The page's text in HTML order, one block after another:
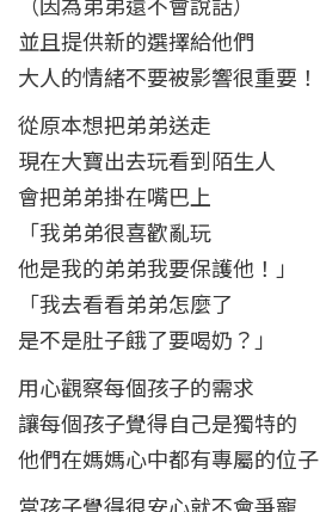
並且提供新的選擇給他們
大人的情緒不要被影響很重要！
從原本想把弟弟送走
現在大寶出去玩看到陌生人
會把弟弟掛在嘴巴上
「我弟弟很喜歡亂玩
他是我的弟弟我要保護他！」
「我去看看弟弟怎麼了
是不是肚子餓了要喝奶？」
用心觀察每個孩子的需求
讓每個孩子覺得自己是獨特的
他們在媽媽心中都有專屬的位子